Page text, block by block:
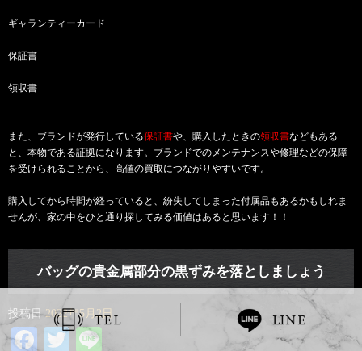
ギャランティーカード
保証書
領収書
また、ブランドが発行している保証書や、購入したときの領収書などもある
と、本物である証拠になります。ブランドでのメンテナンスや修理などの保障
を受けられることから、高値の買取につながりやすいです。
購入してから時間が経っていると、紛失してしまった付属品もあるかもしれま
せんが、家の中をひと通り探してみる価値はあると思います！！
バッグの貴金属部分の黒ずみを落としましょう
投稿日 2022年5月2日
Facebook
Twitter